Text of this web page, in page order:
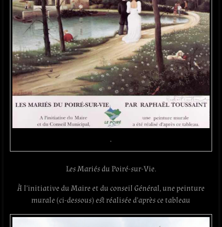
.
Les Mariés du Poiré-sur-Vie.
À l’initiative du Maire et du conseil Général, une peinture
murale (ci-dessous) est réalisée d’après ce tableau